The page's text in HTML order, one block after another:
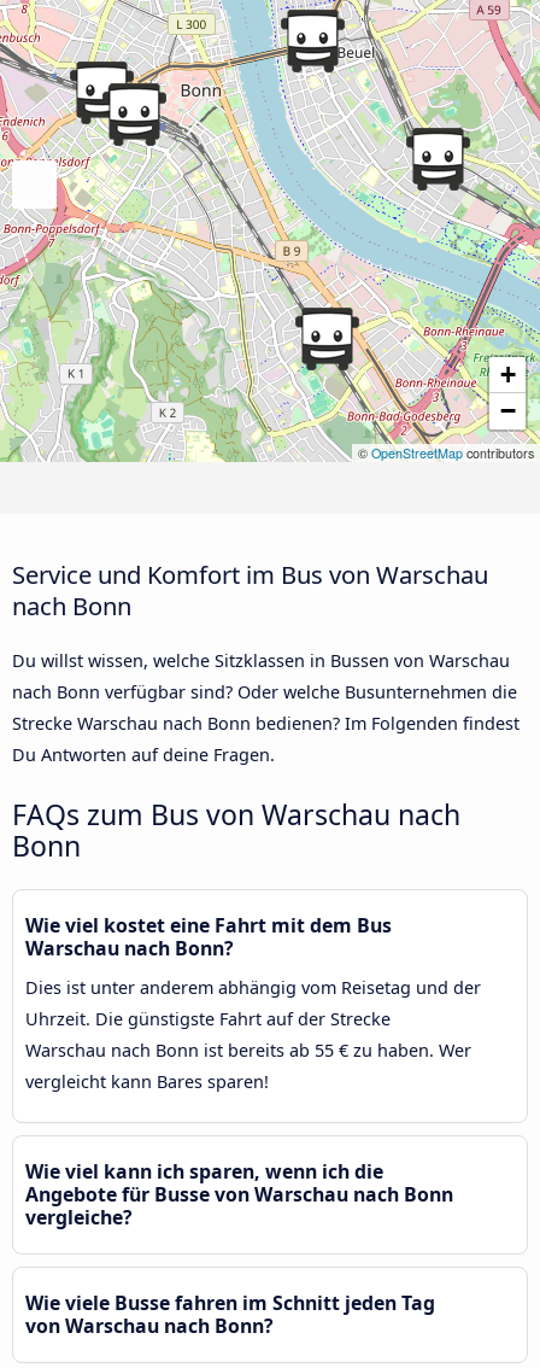
+
−
© OpenStreetMap contributors
Service und Komfort im Bus von Warschau
nach Bonn
Du willst wissen, welche Sitzklassen in Bussen von Warschau
nach Bonn verfügbar sind? Oder welche Busunternehmen die
Strecke Warschau nach Bonn bedienen? Im Folgenden findest
Du Antworten auf deine Fragen.
FAQs zum Bus von Warschau nach
Bonn
Wie viel kostet eine Fahrt mit dem Bus
Warschau nach Bonn?
Dies ist unter anderem abhängig vom Reisetag und der
Uhrzeit. Die günstigste Fahrt auf der Strecke
Warschau nach Bonn ist bereits ab 55 € zu haben. Wer
vergleicht kann Bares sparen!
Wie viel kann ich sparen, wenn ich die
Angebote für Busse von Warschau nach Bonn
vergleiche?
Wie viele Busse fahren im Schnitt jeden Tag
von Warschau nach Bonn?